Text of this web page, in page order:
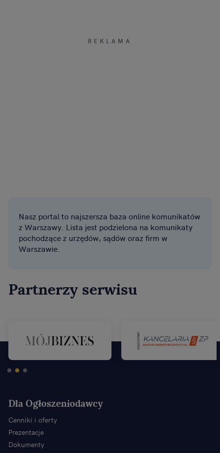
Nasz portal to najszersza baza online komunikatów
z Warszawy. Lista jest podzielona na komunikaty
pochodzące z urzędów, sądów oraz firm w
Warszawie.
Partnerzy serwisu
Dla Ogłoszeniodawcy
Cenniki i oferty
Prezentacje
Dokumenty